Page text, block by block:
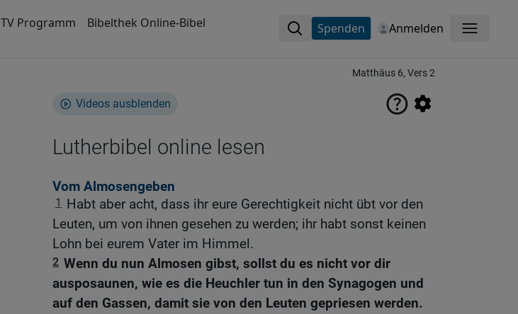
TV Programm Bibelthek Online-Bibel Spenden Anmelden Menü
Matthäus 6, Vers 2
Videos ausblenden
Lutherbibel online lesen
Vom Almosengeben
1
Habt aber acht, dass ihr eure Gerechtigkeit nicht übt vor den
Leuten, um von ihnen gesehen zu werden; ihr habt sonst keinen
Lohn bei eurem Vater im Himmel.
2 Wenn du nun Almosen gibst, sollst du es nicht vor dir
ausposaunen, wie es die Heuchler tun in den Synagogen und
auf den Gassen, damit sie von den Leuten gepriesen werden.